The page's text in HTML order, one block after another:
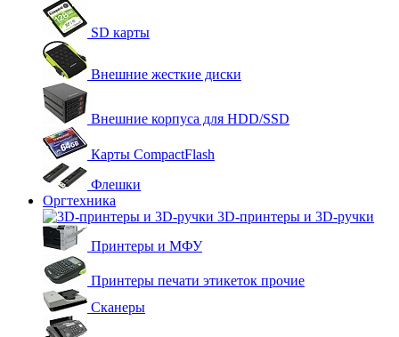
SD карты
Внешние жесткие диски
Внешние корпуса для HDD/SSD
Карты CompactFlash
Флешки
Оргтехника
3D-принтеры и 3D-ручки
Принтеры и МФУ
Принтеры печати этикеток прочие
Сканеры